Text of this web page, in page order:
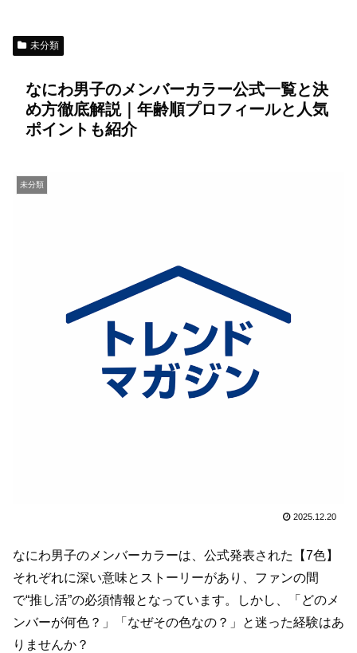
未分類
なにわ男子のメンバーカラー公式一覧と決
め方徹底解説｜年齢順プロフィールと人気
ポイントも紹介
未分類
2025.12.20
なにわ男子のメンバーカラーは、公式発表された【7色】
それぞれに深い意味とストーリーがあり、ファンの間
で“推し活”の必須情報となっています。しかし、「どのメ
ンバーが何色？」「なぜその色なの？」と迷った経験はあ
りませんか？